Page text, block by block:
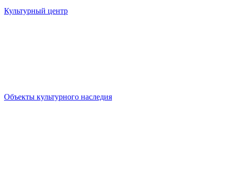
Культурный центр
Объекты культурного наследия